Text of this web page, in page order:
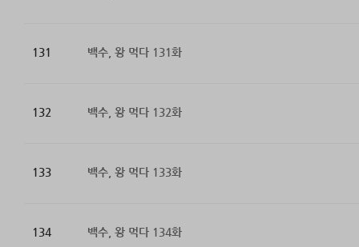
131 백수, 왕 먹다 131화
132 백수, 왕 먹다 132화
133 백수, 왕 먹다 133화
134 백수, 왕 먹다 134화